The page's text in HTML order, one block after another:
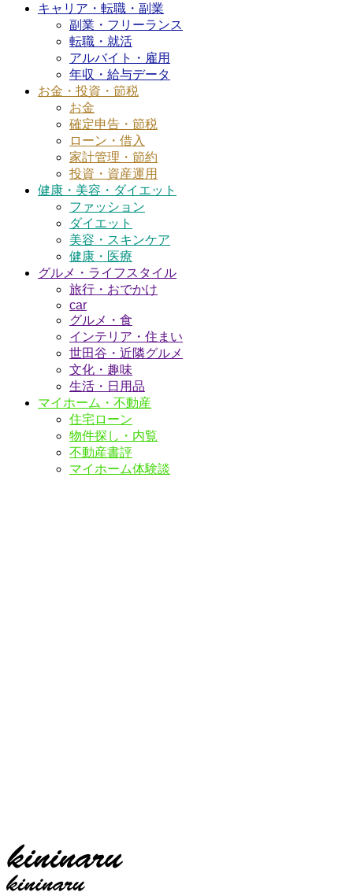
キャリア・転職・副業
副業・フリーランス
転職・就活
アルバイト・雇用
年収・給与データ
お金・投資・節税
お金
確定申告・節税
ローン・借入
家計管理・節約
投資・資産運用
健康・美容・ダイエット
ファッション
ダイエット
美容・スキンケア
健康・医療
グルメ・ライフスタイル
旅行・おでかけ
car
グルメ・食
インテリア・住まい
世田谷・近隣グルメ
文化・趣味
生活・日用品
マイホーム・不動産
住宅ローン
物件探し・内覧
不動産書評
マイホーム体験談